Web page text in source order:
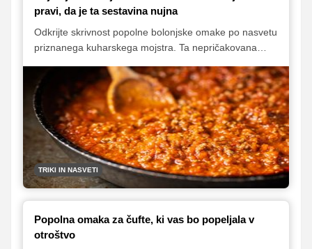
pravi, da je ta sestavina nujna
Odkrijte skrivnost popolne bolonjske omake po nasvetu
priznanega kuharskega mojstra. Ta nepričakovana
avtentičen italijanski okus.
TRIKI IN NASVETI
Popolna omaka za čufte, ki vas bo popeljala v
otroštvo